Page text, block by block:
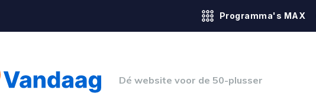
Programma's MAX
Dé website voor de 50-plusser